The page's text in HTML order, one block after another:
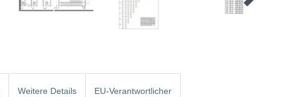
Weitere Details EU-Verantwortlicher